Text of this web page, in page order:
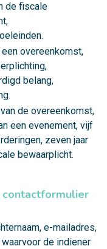
de fiscale
overeenkomst,
belang,
de overeenkomst,
een evenement, vijf
zeven jaar
bewaarplicht.
contactformulier
e-mailadres,
de indiener